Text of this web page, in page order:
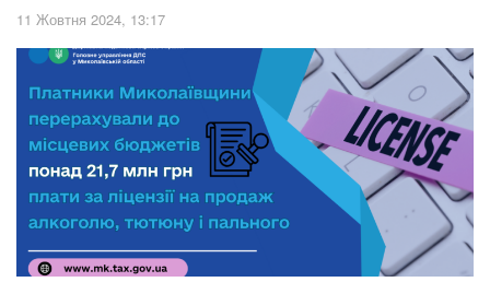
11 Жовтня 2024, 13:17